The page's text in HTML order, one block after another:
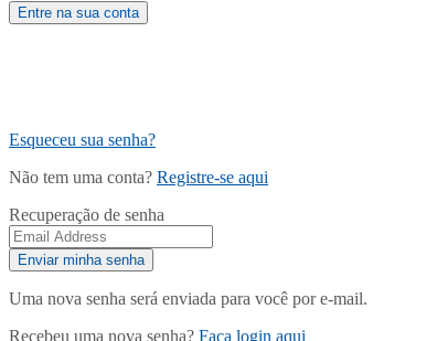
Esqueceu sua senha?
Não tem uma conta? Registre-se aqui
Recuperação de senha
Uma nova senha será enviada para você por e-mail.
Recebeu uma nova senha? Faça login aqui